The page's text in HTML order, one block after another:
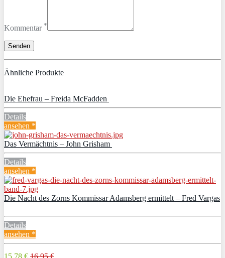
Kommentar *
Ähnliche Produkte
Die Ehefrau – Freida McFadden
Details
ansehen *
Das Vermächtnis – John Grisham
Details
ansehen *
Die Nacht des Zorns Kommissar Adamsberg ermittelt – Fred Vargas
Details
ansehen *
15,78 € 16,95 €